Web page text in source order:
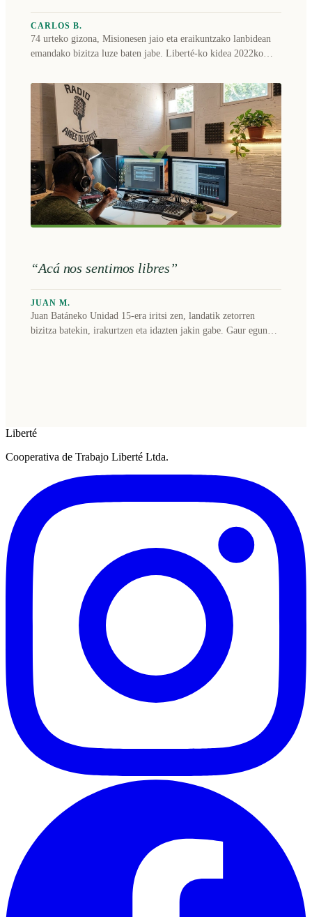
CARLOS B.
74 urteko gizona, Misionesen jaio eta eraikuntzako lanbidean
emandako bizitza luze baten jabe. Liberté-ko kidea 2022ko
“Acá nos sentimos libres”
JUAN M.
Juan Batáneko Unidad 15-era iritsi zen, landatik zetorren
bizitza batekin, irakurtzen eta idazten jakin gabe. Gaur egun
Liberté
Cooperativa de Trabajo Liberté Ltda.